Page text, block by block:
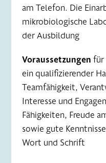
am Telefon. Die
mikrobiologische
der Ausbildung
Voraussetzungen für
ein qualifizierender
Teamfähigkeit,
Interesse und
Fähigkeiten, Freude
sowie gute
Wort und Schrift